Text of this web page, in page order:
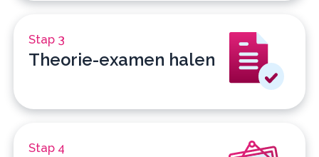
Stap 3
Theorie-examen halen
Stap 4